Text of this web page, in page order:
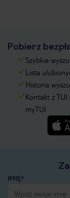
Pobierz
Szybkie
Lista
Historia
Kontakt z TUI
myTUI
IMIĘ*